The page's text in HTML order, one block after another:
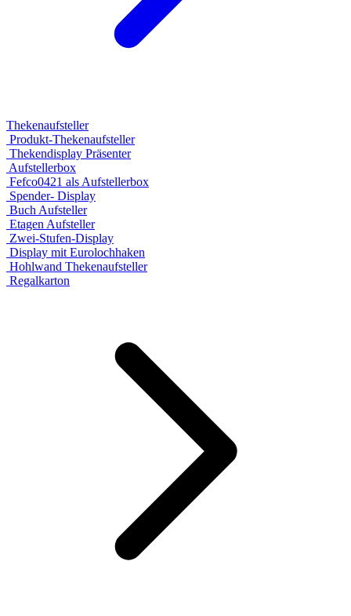
Thekenaufsteller
Produkt-Thekenaufsteller
Thekendisplay Präsenter
Aufstellerbox
Fefco0421 als Aufstellerbox
Spender- Display
Buch Aufsteller
Etagen Aufsteller
Zwei-Stufen-Display
Display mit Eurolochhaken
Hohlwand Thekenaufsteller
Regalkarton